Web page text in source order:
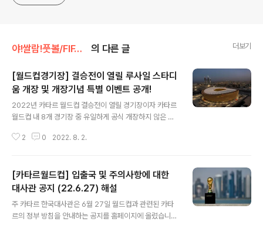
야!쌀람!풋볼/FIFA 월드컵 의 다른 글 더보기
[월드컵경기장] 결승전이 열릴 루사일 스타디
움 개장 및 개장기념 특별 이벤트 공개!
2022년 카타르 월드컵 결승전이 열릴 경기장이자 카타르
월드컵 내 8개 경기장 중 유일하게 공식 개장하지 않은 루
을 수용할 수 있는 걸프지역에서 가장 큰 경기장인 루사일
평소 같았으면 5월에 열리는 아미르컵 결승전을 통해 선보
였을텐데, 리그 일정을 전체적으로 일찍 마무리되어 경기
장으로 투입될 수는 없었습니다. 2018.12.15 - [야!쌀람!
풋볼/카타르 월드컵 2022] - [월드컵경기장] 카타르 월드
컵 개폐막식이 열릴 주경기장 루사일 스타디움 디자인 최
2 0 2022. 8. 2.
[카타르월드컵] 입출국 및 주의사항에 대한
대사관 공지 (22.6.27) 해설
주 카타르 한국대사관은 6월 27일 월드컵과 관련된 카타
르의 정부 방침을 안내하는 공지를 홈페이지에 올렸습니